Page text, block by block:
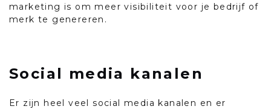
marketing is om meer visibiliteit voor je bedrijf of
merk te genereren.
Social media kanalen
Er zijn heel veel social media kanalen en er